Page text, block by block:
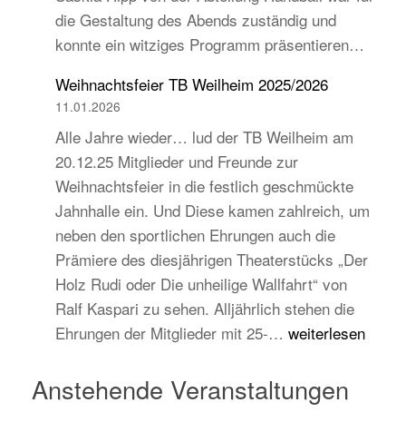
aber
auch
jugend-
und
die Gestaltung des Abends zuständig und
konnte ein witziges Programm präsentieren…
Weihnachtsfeier TB Weilheim 2025/2026
11.01.2026
Alle Jahre wieder… lud der TB Weilheim am
20.12.25 Mitglieder und Freunde zur
Weihnachtsfeier in die festlich geschmückte
Jahnhalle ein. Und Diese kamen zahlreich, um
neben den sportlichen Ehrungen auch die
Prämiere des diesjährigen Theaterstücks „Der
Holz Rudi oder Die unheilige Wallfahrt“ von
Ralf Kaspari zu sehen. Alljährlich stehen die
Ehrungen der Mitglieder mit 25-… Weihnachtsfeier
2025/2026
weiterlesen
Anstehende Veranstaltungen